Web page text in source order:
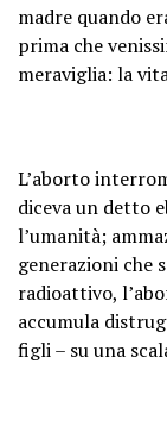
madre quando
prima che
meraviglia: la
L’aborto
diceva un detto
l’umanità;
generazioni che
radioattivo,
accumula
figli – su una